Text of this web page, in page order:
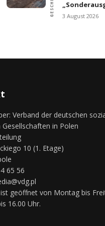
Stannek und
sein
2 August 2026
Verband der deutschen
in Polen
10 (1. Etage)
65 56
geöffnet von Montag bis
16.00 Uhr.